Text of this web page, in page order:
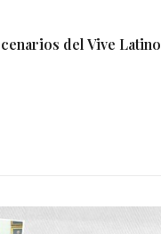
del Vive Latino